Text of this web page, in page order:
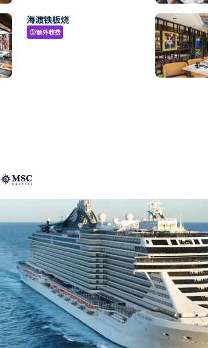
海渡铁板烧
paid额外收费